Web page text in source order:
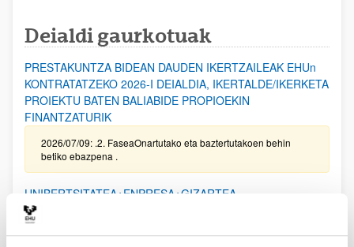
Deialdi gaurkotuak
PRESTAKUNTZA BIDEAN DAUDEN IKERTZAILEAK EHUn
KONTRATATZEKO 2026-I DEIALDIA, IKERTALDE/IKERKETA
PROIEKTU BATEN BALIABIDE PROPIOEKIN
FINANTZATURIK
2026/07/09: .2. FaseaOnartutako eta baztertutakoen behin
betiko ebazpena .
UNIBERTSITATEA+ENPRESA+GIZARTEA
HARREMANAREN INPAKTUA EX POST EBALUATZEKO
PROIEKTUEN DEIALDIA